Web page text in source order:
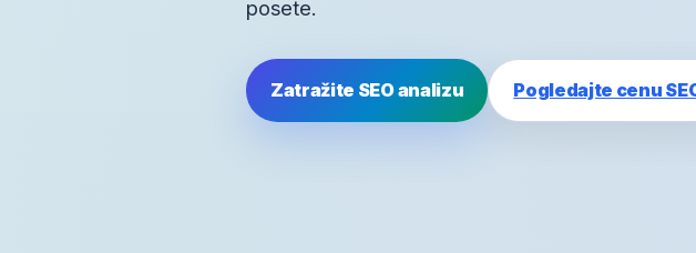
posete.
Zatražite SEO analizu Pogledajte cenu